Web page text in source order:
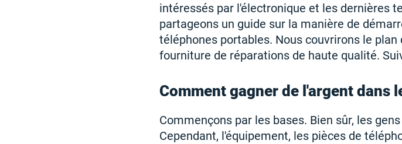
intéressés par l'électronique et les dernières
partageons un guide sur la manière de
téléphones portables. Nous couvrirons le
fourniture de réparations de haute qualité.
Comment gagner de l'argent dans
Commençons par les bases. Bien sûr, les
Cependant, l'équipement, les pièces de